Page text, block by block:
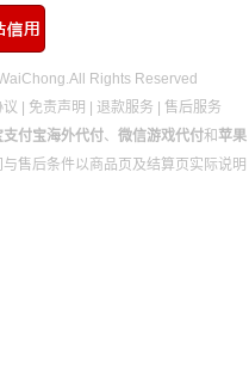
Rights Reserved
议 | 免责声明 | 退款服务 | 售后服务
支付宝海外代付、 微信游戏代付和 苹果
售后条件以商品页及结算页实际说明